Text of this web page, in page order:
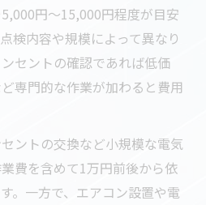
円～15,000円程度が目安
検内容や規模によって異なり
セントの確認であれば低価
専門的な作業が加わると費用
ントの交換など小規模な電気
費を含めて1万円前後から依
。一方で、エアコン設置や電